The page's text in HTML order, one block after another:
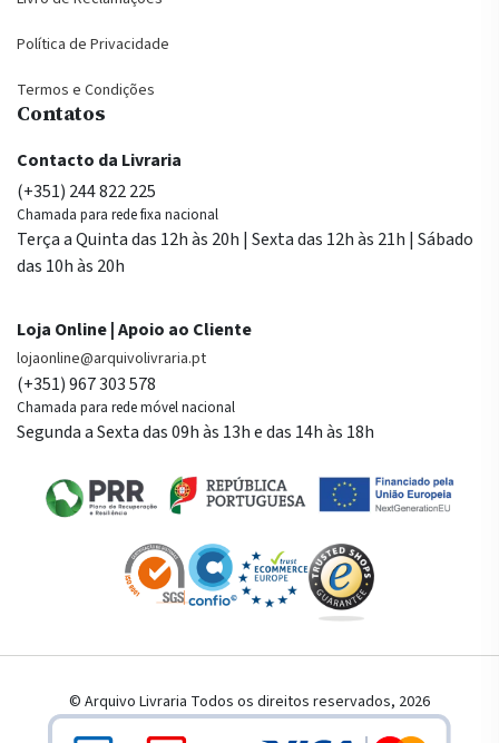
Política de Privacidade
Termos e Condições
Contatos
Contacto da Livraria
(+351) 244 822 225
Chamada para rede fixa nacional
Terça a Quinta das 12h às 20h | Sexta das 12h às 21h | Sábado
das 10h às 20h
Loja Online | Apoio ao Cliente
lojaonline@arquivolivraria.pt
(+351) 967 303 578
Chamada para rede móvel nacional
Segunda a Sexta das 09h às 13h e das 14h às 18h
© Arquivo Livraria Todos os direitos reservados, 2026